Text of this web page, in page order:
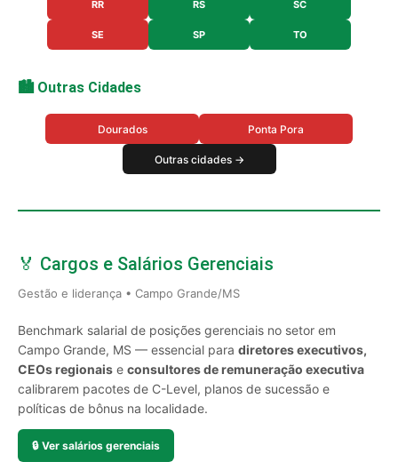
RR RS SC
SE SP TO
🏙️ Outras Cidades
Dourados Ponta Pora
Outras cidades →
🏅 Cargos e Salários Gerenciais
Gestão e liderança • Campo Grande/MS
Benchmark salarial de posições gerenciais no setor em
Campo Grande, MS — essencial para diretores executivos,
CEOs regionais e consultores de remuneração executiva
calibrarem pacotes de C-Level, planos de sucessão e
políticas de bônus na localidade.
🔒 Ver salários gerenciais